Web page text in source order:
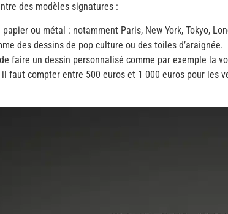
des modèles signatures :
ou métal : notamment Paris, New York, Tokyo,
des dessins de pop culture ou des toiles d’araignée.
faire un dessin personnalisé comme par exemple la
faut compter entre 500 euros et 1 000 euros pour les